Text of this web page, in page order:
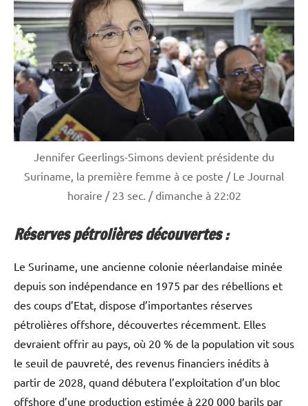
Jennifer Geerlings-Simons devient présidente du
Suriname, la première femme à ce poste / Le Journal
horaire / 23 sec. / dimanche à 22:02
Réserves pétrolières découvertes :
Le Suriname, une ancienne colonie néerlandaise minée
depuis son indépendance en 1975 par des rébellions et
des coups d’Etat, dispose d’importantes réserves
pétrolières offshore, découvertes récemment. Elles
devraient offrir au pays, où 20 % de la population vit sous
le seuil de pauvreté, des revenus financiers inédits à
partir de 2028, quand débutera l’exploitation d’un bloc
offshore d’une production estimée à 220 000 barils par